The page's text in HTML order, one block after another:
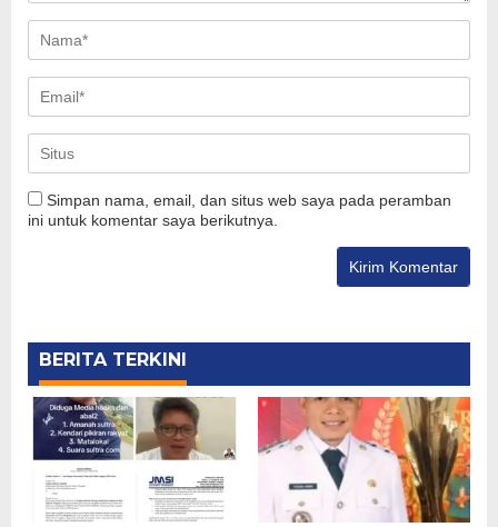
Simpan nama, email, dan situs web saya pada peramban
ini untuk komentar saya berikutnya.
BERITA TERKINI